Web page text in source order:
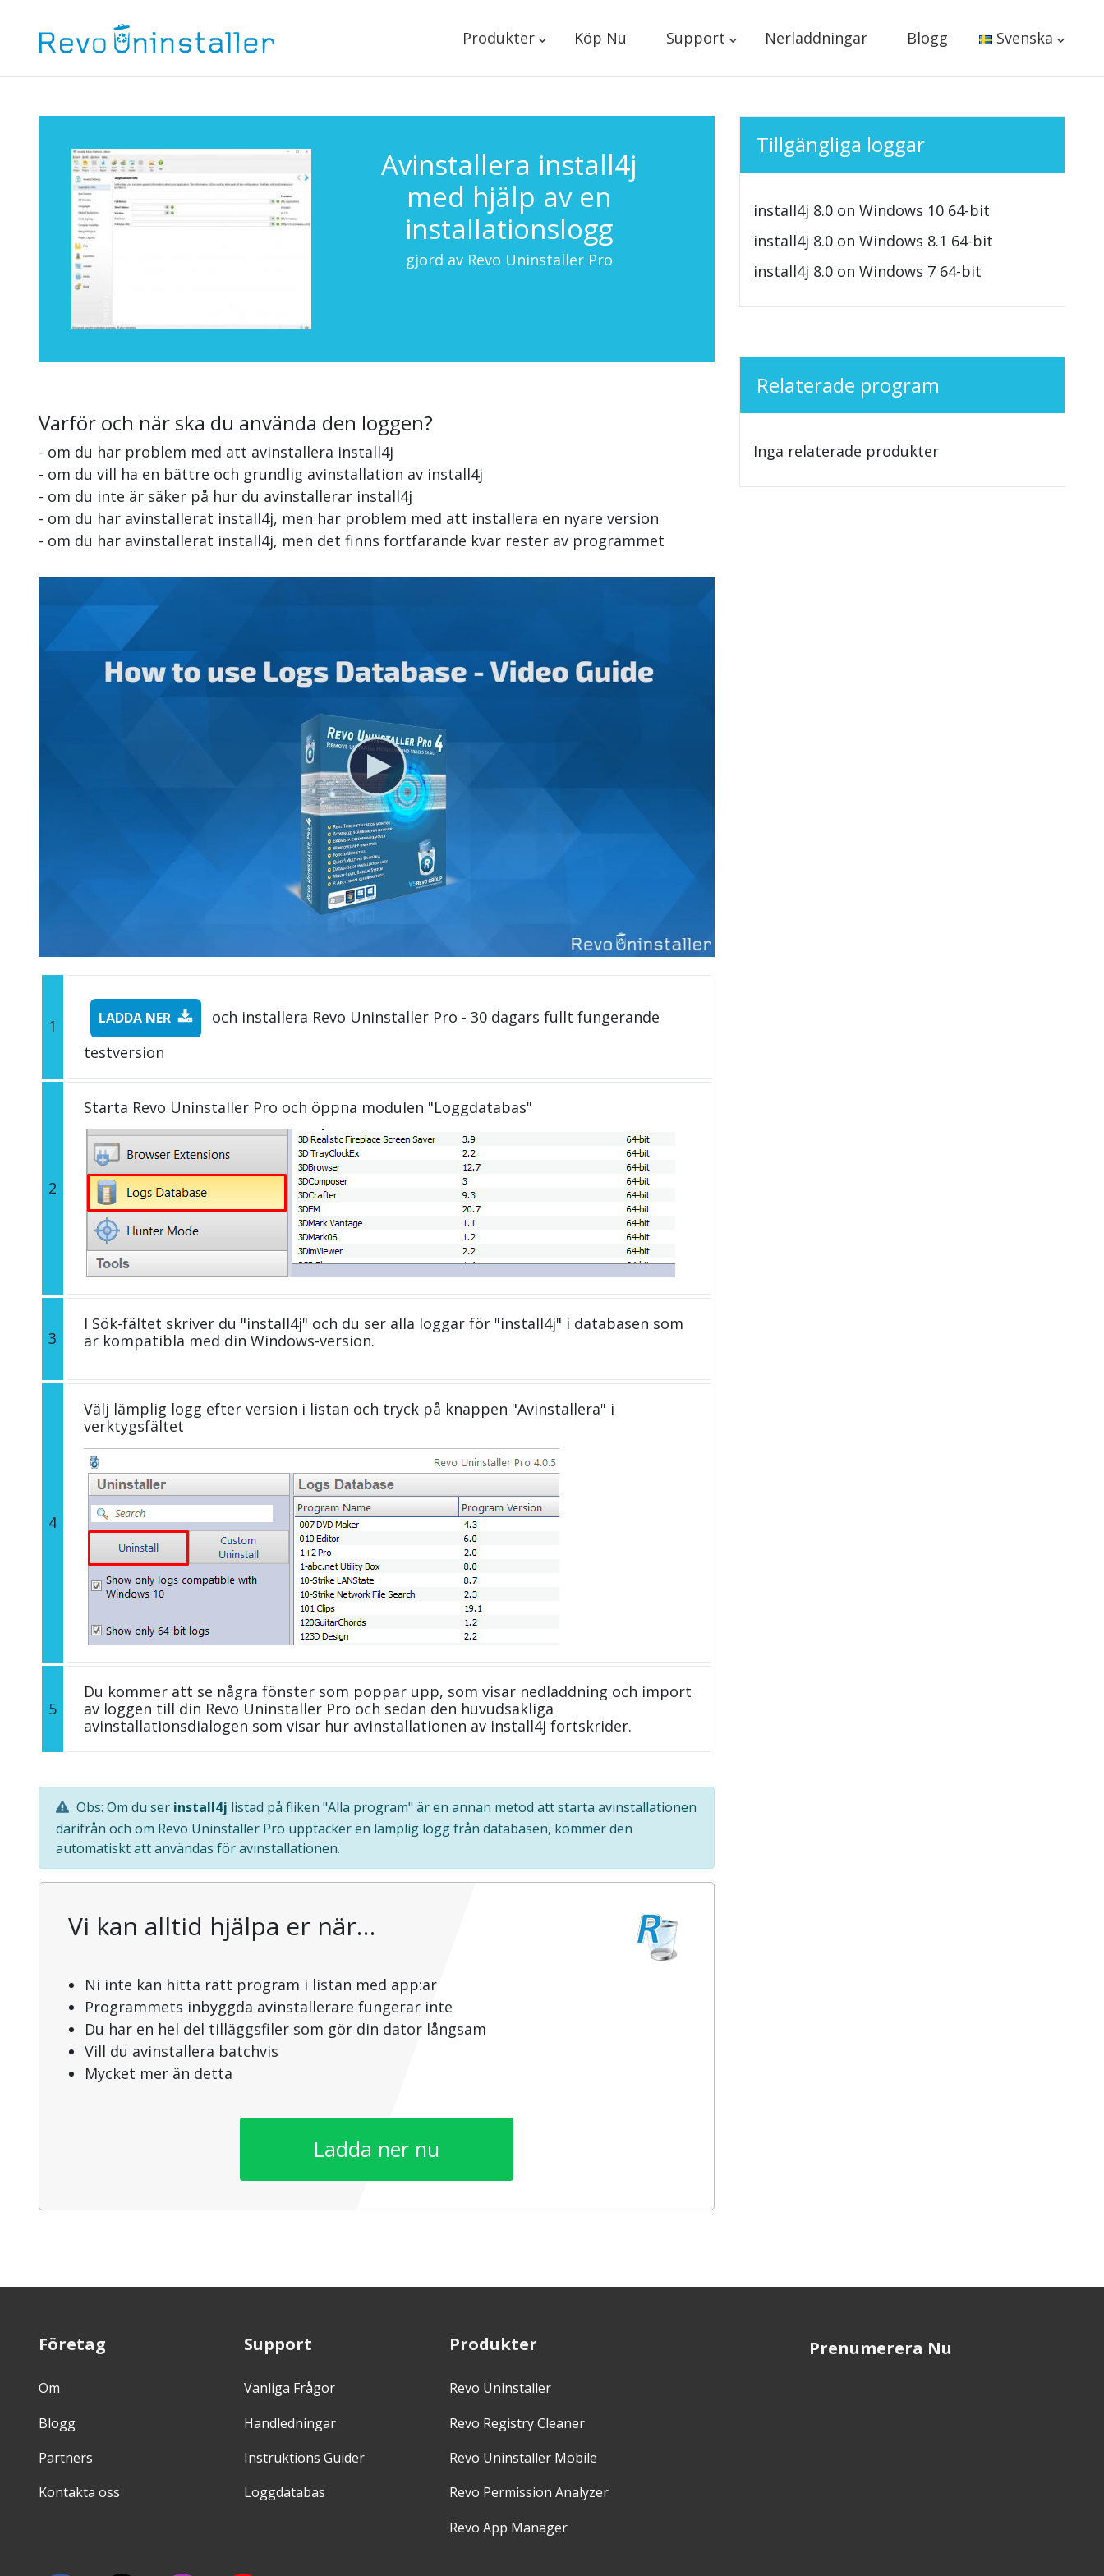
Produkter Köp Nu Support Nerladdningar Blogg Svenska
Avinstallera install4j
med hjälp av en
installationslogg
gjord av Revo Uninstaller Pro
Varför och när ska du använda den loggen?
- om du har problem med att avinstallera install4j
- om du vill ha en bättre och grundlig avinstallation av install4j
- om du inte är säker på hur du avinstallerar install4j
- om du har avinstallerat install4j, men har problem med att installera en nyare version
- om du har avinstallerat install4j, men det finns fortfarande kvar rester av programmet
1 LADDA NER
och installera Revo Uninstaller Pro - 30 dagars fullt fungerande
testversion
2
Starta Revo Uninstaller Pro och öppna modulen "Loggdatabas"
3
I Sök-fältet skriver du "install4j" och du ser alla loggar för "install4j" i databasen som
är kompatibla med din Windows-version.
4
Välj lämplig logg efter version i listan och tryck på knappen "Avinstallera" i
verktygsfältet
5
Du kommer att se några fönster som poppar upp, som visar nedladdning och import
av loggen till din Revo Uninstaller Pro och sedan den huvudsakliga
avinstallationsdialogen som visar hur avinstallationen av install4j fortskrider.
Obs: Om du ser install4j listad på fliken "Alla program" är en annan metod att starta avinstallationen
därifrån och om Revo Uninstaller Pro upptäcker en lämplig logg från databasen, kommer den
automatiskt att användas för avinstallationen.
Vi kan alltid hjälpa er när…
Ni inte kan hitta rätt program i listan med app:ar
Programmets inbyggda avinstallerare fungerar inte
Du har en hel del tilläggsfiler som gör din dator långsam
Vill du avinstallera batchvis
Mycket mer än detta
Ladda ner nu
Tillgängliga loggar
install4j 8.0 on Windows 10 64-bit
install4j 8.0 on Windows 8.1 64-bit
install4j 8.0 on Windows 7 64-bit
Relaterade program
Inga relaterade produkter
Företag
Om
Blogg
Partners
Kontakta oss
Support
Vanliga Frågor
Handledningar
Instruktions Guider
Loggdatabas
Produkter
Revo Uninstaller
Revo Registry Cleaner
Revo Uninstaller Mobile
Revo Permission Analyzer
Revo App Manager
Prenumerera Nu